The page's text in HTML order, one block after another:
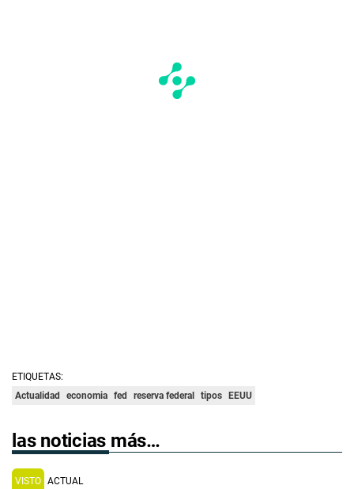
ETIQUETAS:
Actualidad
economia fed reserva federal tipos EEUU
las noticias más…
VISTO ACTUAL